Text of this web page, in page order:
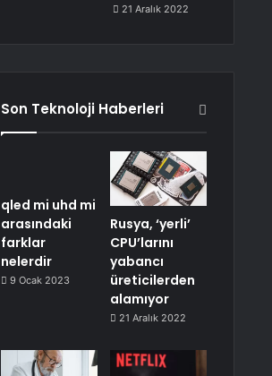
21 Aralık 2022
Son Teknoloji Haberleri
qled mi uhd mi
arasındaki
farklar
nelerdir
9 Ocak 2023
Rusya, ‘yerli’
CPU’larını
yabancı
üreticilerden
alamıyor
21 Aralık 2022